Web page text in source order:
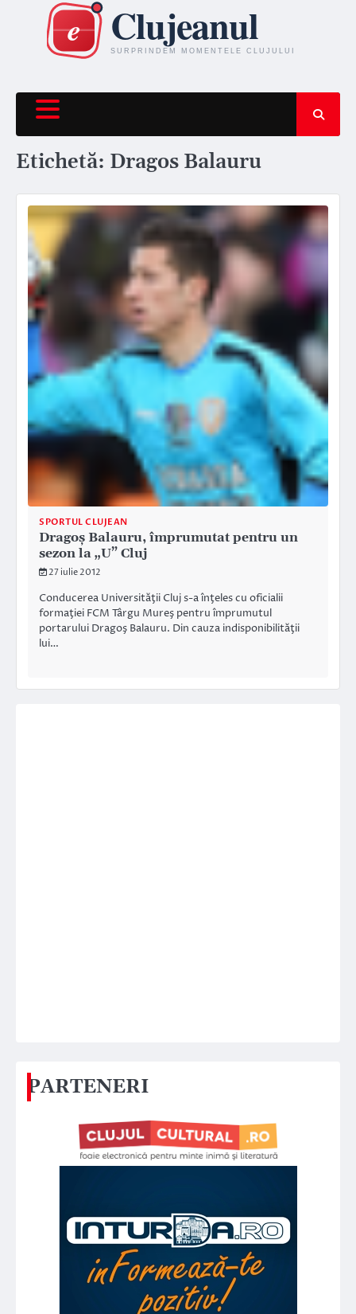
content
Etichetă: Dragos Balauru
SPORTUL CLUJEAN
Dragoş Balauru, împrumutat pentru un
sezon la „U” Cluj
27 iulie 2012
Conducerea Universităţii Cluj s-a înţeles cu oficialii
formaţiei FCM Târgu Mureş pentru împrumutul
portarului Dragoş Balauru. Din cauza indisponibilităţii
lui…
PARTENERI